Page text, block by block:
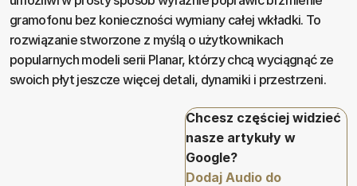
gramofonu bez konieczności wymiany całej wkładki. To
rozwiązanie stworzone z myślą o użytkownikach
popularnych modeli serii Planar, którzy chcą wyciągnąć ze
swoich płyt jeszcze więcej detali, dynamiki i przestrzeni.
Chcesz częściej widzieć
nasze artykuły w
Google?
Dodaj Audio do